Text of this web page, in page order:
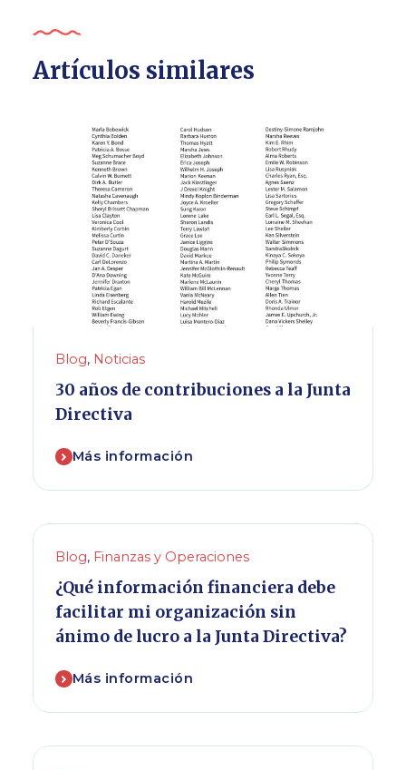
Artículos similares
Blog, Noticias
30 años de contribuciones a la Junta
Directiva
Más información
Blog, Finanzas y Operaciones
¿Qué información financiera debe
facilitar mi organización sin
ánimo de lucro a la Junta Directiva?
Más información